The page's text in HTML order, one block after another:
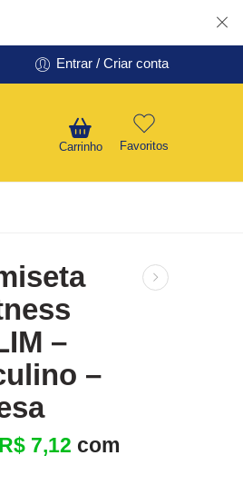
Entrar / Criar conta
Carrinho Favoritos
–
–
R$ 7,12 com